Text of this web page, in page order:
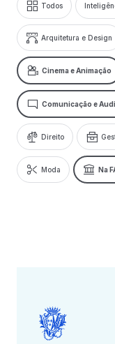
Todos
Arquitetura e Design
Cinema e Animação
Comunicação e
Direito
Moda Na